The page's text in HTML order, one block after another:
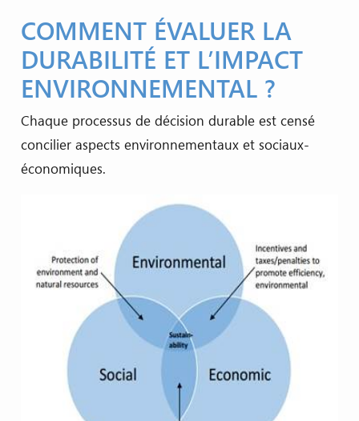
COMMENT ÉVALUER LA
DURABILITÉ ET L’IMPACT
ENVIRONNEMENTAL ?
Chaque processus de décision durable est censé
concilier aspects environnementaux et sociaux-
économiques.